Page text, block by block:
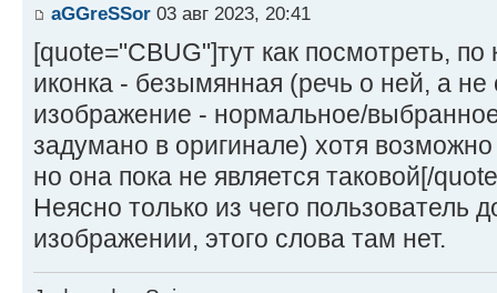
aGGreSSor 03 авг 2023, 20:41
[quote="CBUG"]тут как посмотреть, по
иконка - безымянная (речь о ней, а не
изображение - нормальное/
задумано в оригинале) хотя возможно
но она пока не является таковой[/
Неясно только из чего пользователь
изображении, этого слова там нет.